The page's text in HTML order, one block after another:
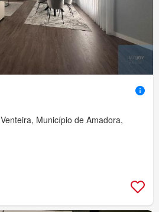
Município de Amadora,